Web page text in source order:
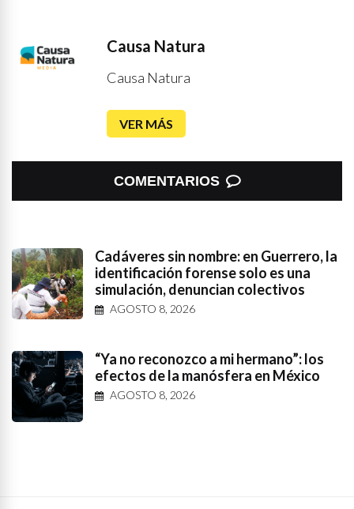
Causa Natura
Causa Natura
VER MÁS
COMENTARIOS
Cadáveres sin nombre: en Guerrero, la
identificación forense solo es una
simulación, denuncian colectivos
AGOSTO 8, 2026
“Ya no reconozco a mi hermano”: los
efectos de la manósfera en México
AGOSTO 8, 2026